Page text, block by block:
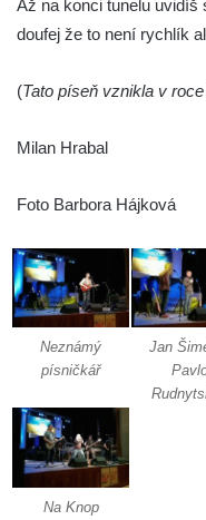
Až na konci tunelu uvidíš
doufej že to není rychlík
(Tato píseň vznikla v
Milan Hrabal
Foto Barbora Hájková
Neznámý
písničkář
Jan
Na Knop